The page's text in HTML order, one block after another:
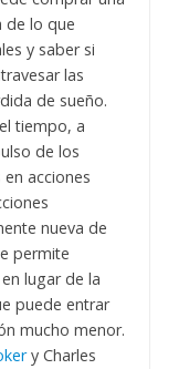
de lo que
y saber si
las
de sueño.
tiempo, a
de los
acciones
nueva de
permite
lugar de la
puede entrar
mucho menor.
y Charles